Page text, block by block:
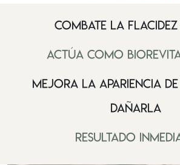
Combate la
Actúa como
Mejora la apariencia
dañarla
Resultado